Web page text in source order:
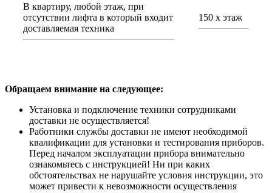
В квартиру, любой этаж, при
отсутствии лифта в который входит
доставляемая техника
150 х этаж
Обращаем внимание на следующее:
Установка и подключение техники сотрудниками
доставки не осуществляется!
Работники службы доставки не имеют необходимой
квалификации для установки и тестирования приборов.
Перед началом эксплуатации прибора внимательно
ознакомьтесь с инструкцией! Ни при каких
обстоятельствах не нарушайте условия инструкции, это
может привести к невозможности осуществления